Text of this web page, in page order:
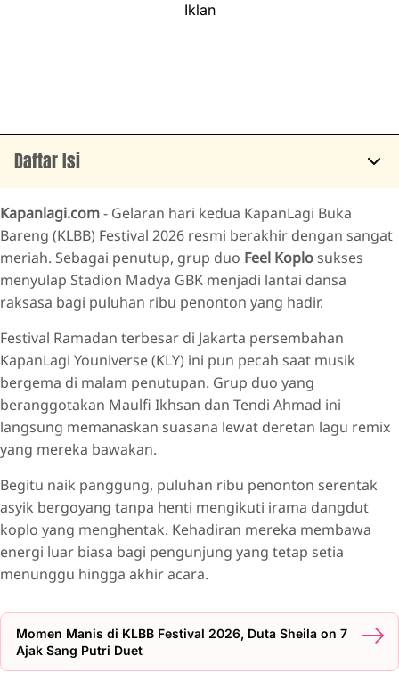
Iklan
Daftar Isi
Penampilan Feel Koplo yang Totalitas
Feel Koplo Disambut Riuh Penonton
Feel Koplo Menyapa Penggemar
Interaksi Tendi dan Maulfi dengan Penonton
Feel Koplo Bawakan Lagu-lagu Hits
Penonton Pulang dengan Hati Senang
Kapanlagi.com- Gelaran hari kedua KapanLagi Buka
Bareng (KLBB) Festival 2026 resmi berakhir dengan sangat
meriah. Sebagai penutup, grup duo Feel Koplosukses
menyulap Stadion Madya GBK menjadi lantai dansa
raksasa bagi puluhan ribu penonton yang hadir.
Festival Ramadan terbesar di Jakarta persembahan
KapanLagi Youniverse (KLY) ini pun pecah saat musik
bergema di malam penutupan. Grup duo yang
beranggotakan Maulfi Ikhsan dan Tendi Ahmad ini
langsung memanaskan suasana lewat deretan lagu remix
yang mereka bawakan.
Begitu naik panggung, puluhan ribu penonton serentak
asyik bergoyang tanpa henti mengikuti irama dangdut
koplo yang menghentak. Kehadiran mereka membawa
energi luar biasa bagi pengunjung yang tetap setia
menunggu hingga akhir acara.
Momen Manis di KLBB Festival 2026, Duta Sheila on 7
Ajak Sang Putri Duet